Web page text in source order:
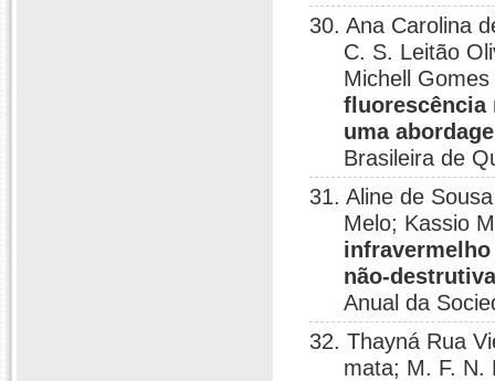
30. Ana Carolina
C. S. Leitão
Michell
fluorescência
uma
Brasileira de
31. Aline de
Melo; Kassio
não-
Anual da
32. Thayná Rua
mata; M. F. N.